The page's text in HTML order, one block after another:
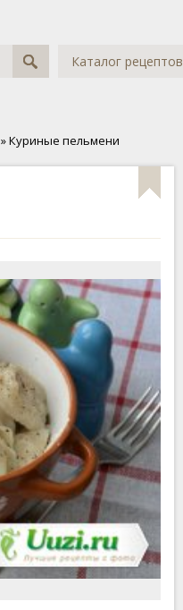
Каталог рецептов
» Куриные пельмени